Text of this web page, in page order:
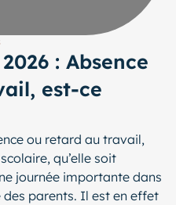
: Absence
est-ce
ou retard au travail,
qu’elle soit
journée importante dans
des parents. Il est en effet